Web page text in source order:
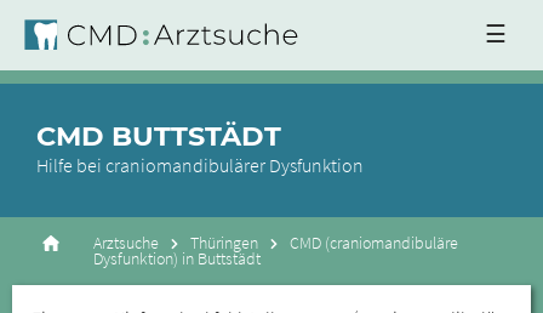
☰
CMD BUTTSTÄDT
Hilfe bei craniomandibulärer Dysfunktion
Arztsuche Thüringen CMD (craniomandibuläre
Dysfunktion) in Buttstädt